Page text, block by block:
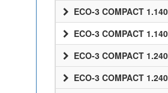
ECO-3 COMPACT
ECO-3 COMPACT
ECO-3 COMPACT
ECO-3 COMPACT